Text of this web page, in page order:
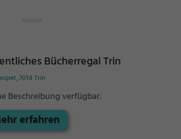
Bücherregal Trin
7014 Trin
Beschreibung verfügbar.
erfahren